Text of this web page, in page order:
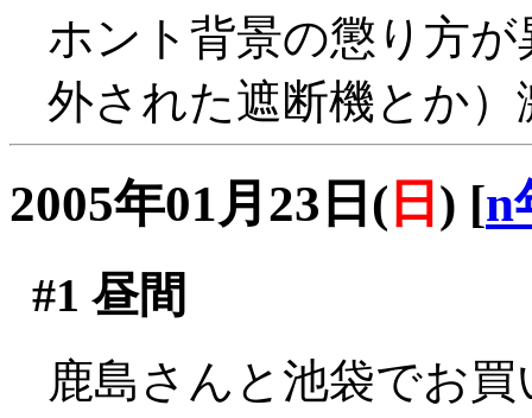
ホント背景の懲り方
外された遮断機とか
2005年01月23日( 日 ) [n
#1 昼間
鹿島さんと池袋でお